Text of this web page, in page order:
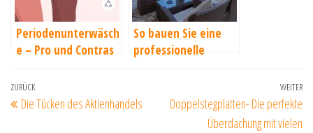
Periodenunterwäsch
e – Pro und Contras
So bauen Sie eine
professionelle
Beitragsnavigation
Vorheriger
Beitrag
ZURÜCK
Die Tücken des Aktienhandels
WEITER
Doppelstegplatten- Die perfekte
Überdachung mit vielen